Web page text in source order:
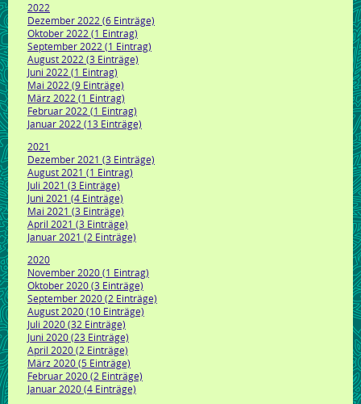
2022
Dezember 2022 (6 Einträge)
Oktober 2022 (1 Eintrag)
September 2022 (1 Eintrag)
August 2022 (3 Einträge)
Juni 2022 (1 Eintrag)
Mai 2022 (9 Einträge)
März 2022 (1 Eintrag)
Februar 2022 (1 Eintrag)
Januar 2022 (13 Einträge)
2021
Dezember 2021 (3 Einträge)
August 2021 (1 Eintrag)
Juli 2021 (3 Einträge)
Juni 2021 (4 Einträge)
Mai 2021 (3 Einträge)
April 2021 (3 Einträge)
Januar 2021 (2 Einträge)
2020
November 2020 (1 Eintrag)
Oktober 2020 (3 Einträge)
September 2020 (2 Einträge)
August 2020 (10 Einträge)
Juli 2020 (32 Einträge)
Juni 2020 (23 Einträge)
April 2020 (2 Einträge)
März 2020 (5 Einträge)
Februar 2020 (2 Einträge)
Januar 2020 (4 Einträge)